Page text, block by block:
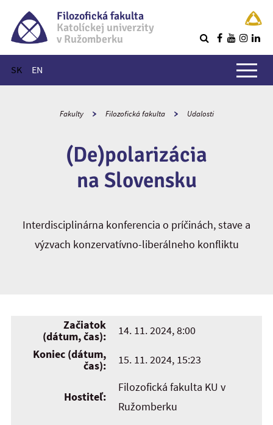
Filozofická fakulta
Katolíckej univerzity
v Ružomberku
SK EN
Hlavné menu
Fakulty Filozofická fakulta Udalosti
(De)polarizácia
na Slovensku
Interdisciplinárna konferencia o príčinách, stave a
výzvach konzervatívno-liberálneho konfliktu
Začiatok
(dátum, čas):
14. 11. 2024, 8:00
Koniec (dátum,
čas):
15. 11. 2024, 15:23
Hostiteľ:
Filozofická fakulta KU v
Ružomberku